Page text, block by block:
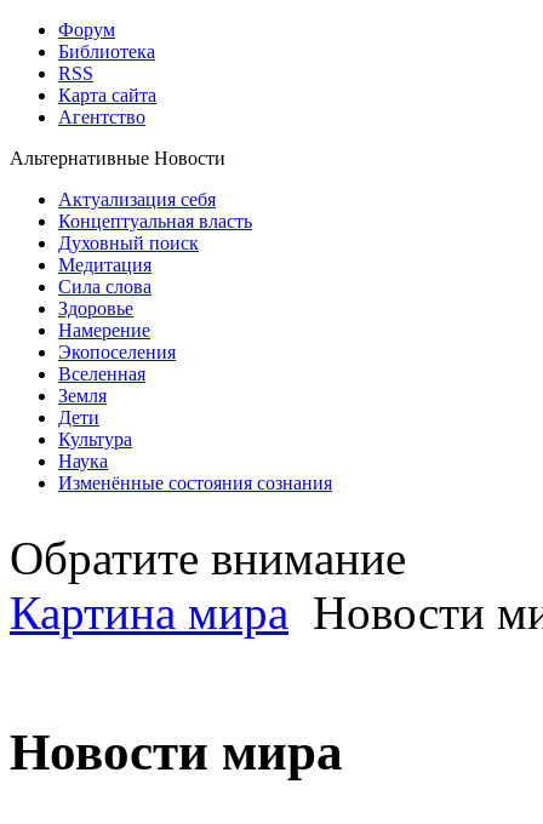
Форум
Библиотека
RSS
Карта сайта
Агентство
Альтернативные Новости
Актуализация себя
Концептуальная власть
Духовный поиск
Медитация
Сила слова
Здоровье
Намерение
Экопоселения
Вселенная
Земля
Дети
Культура
Наука
Изменённые состояния сознания
Обратите внимание
Картина мира Новости
Новости мира